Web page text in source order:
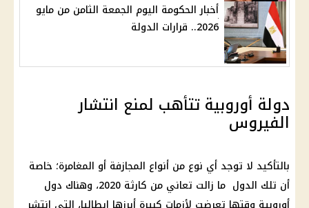
أخبار الحكومة اليوم الجمعة الثامن من مايو
2026.. قرارات الدولة
دولة أوروبية تتأهب لمنع انتشار
الفيروس
بالتأكيد لا توجد أي نوع من أنواع المجازفة أو المغامرة؛ خاصة
أن تلك الدول ما زالت تعاني من كارثة 2020، وهناك دول